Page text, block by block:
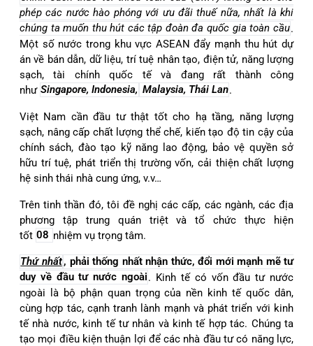
phép các nước hào phóng với ưu đãi thuế nữa, nhất là khi
chúng ta muốn thu hút các tập đoàn đa quốc gia toàn cầu.
Một số nước trong khu vực ASEAN đẩy mạnh thu hút dự
án về bán dẫn, dữ liệu, trí tuệ nhân tạo, điện tử, năng lượng
sạch, tài chính quốc tế và đang rất thành công
như Singapore, Indonesia, Malaysia, Thái Lan.
Việt Nam cần đầu tư thật tốt cho hạ tầng, năng lượng
sạch, nâng cấp chất lượng thể chế, kiến tạo độ tin cậy của
chính sách, đào tạo kỹ năng lao động, bảo vệ quyền sở
hữu trí tuệ, phát triển thị trường vốn, cải thiện chất lượng
hệ sinh thái nhà cung ứng, v.v…
Trên tinh thần đó, tôi đề nghị các cấp, các ngành, các địa
phương tập trung quán triệt và tổ chức thực hiện
tốt 08 nhiệm vụ trọng tâm.
Thứ nhất, phải thống nhất nhận thức, đổi mới mạnh mẽ tư
duy về đầu tư nước ngoài. Kinh tế có vốn đầu tư nước
ngoài là bộ phận quan trọng của nền kinh tế quốc dân,
cùng hợp tác, cạnh tranh lành mạnh và phát triển với kinh
tế nhà nước, kinh tế tư nhân và kinh tế hợp tác. Chúng ta
tạo mọi điều kiện thuận lợi để các nhà đầu tư có năng lực,